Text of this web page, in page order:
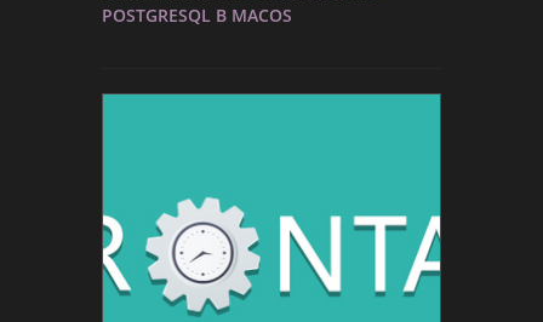
POSTGRESQL В MACOS